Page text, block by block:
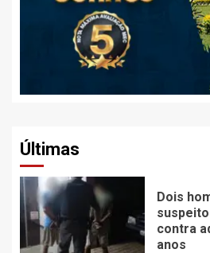
Últimas
Dois
contra
anos